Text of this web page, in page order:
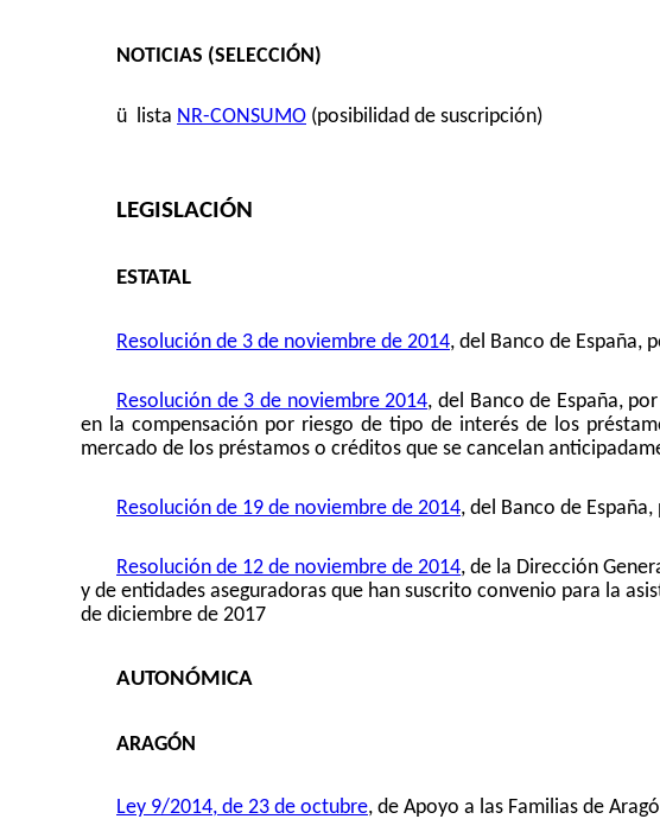
NOTICIAS (SELECCIÓN)
ü lista NR-CONSUMO (posibilidad de suscripción)
LEGISLACIÓN
ESTATAL
Resolución de 3 de noviembre de 2014, del Banco de España,
Resolución de 3 de noviembre 2014, del Banco de España,
en la compensación por riesgo de tipo de interés de los
mercado de los préstamos o créditos que se cancelan
Resolución de 19 de noviembre de 2014, del Banco de
Resolución de 12 de noviembre de 2014, de la Dirección
y de entidades aseguradoras que han suscrito convenio para la
de diciembre de 2017
AUTONÓMICA
ARAGÓN
Ley 9/2014, de 23 de octubre, de Apoyo a las Familias de